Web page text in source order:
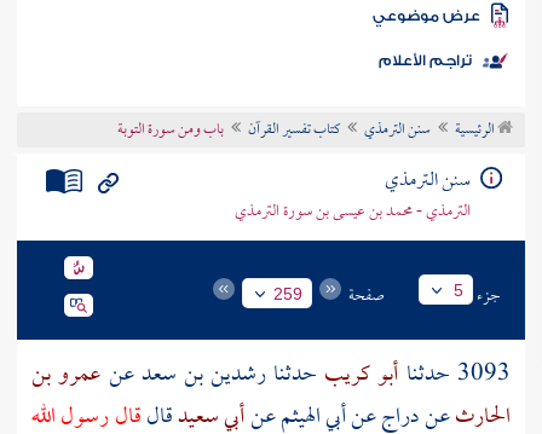
الكتب
موضوعي
تراجم الأعلام
الرئيسية سنن الترمذي كتاب تفسير القرآن باب ومن سورة التوبة
سنن الترمذي
الترمذي - محمد بن عيسى بن سورة الترمذي
جزء 5 صفحة 259
3093 حدثنا أبو كريب حدثنارشدين بن سعدعنعمرو بن
الحارثعندراجعنأبي الهيثمعنأبي سعيدقالقال رسول الله